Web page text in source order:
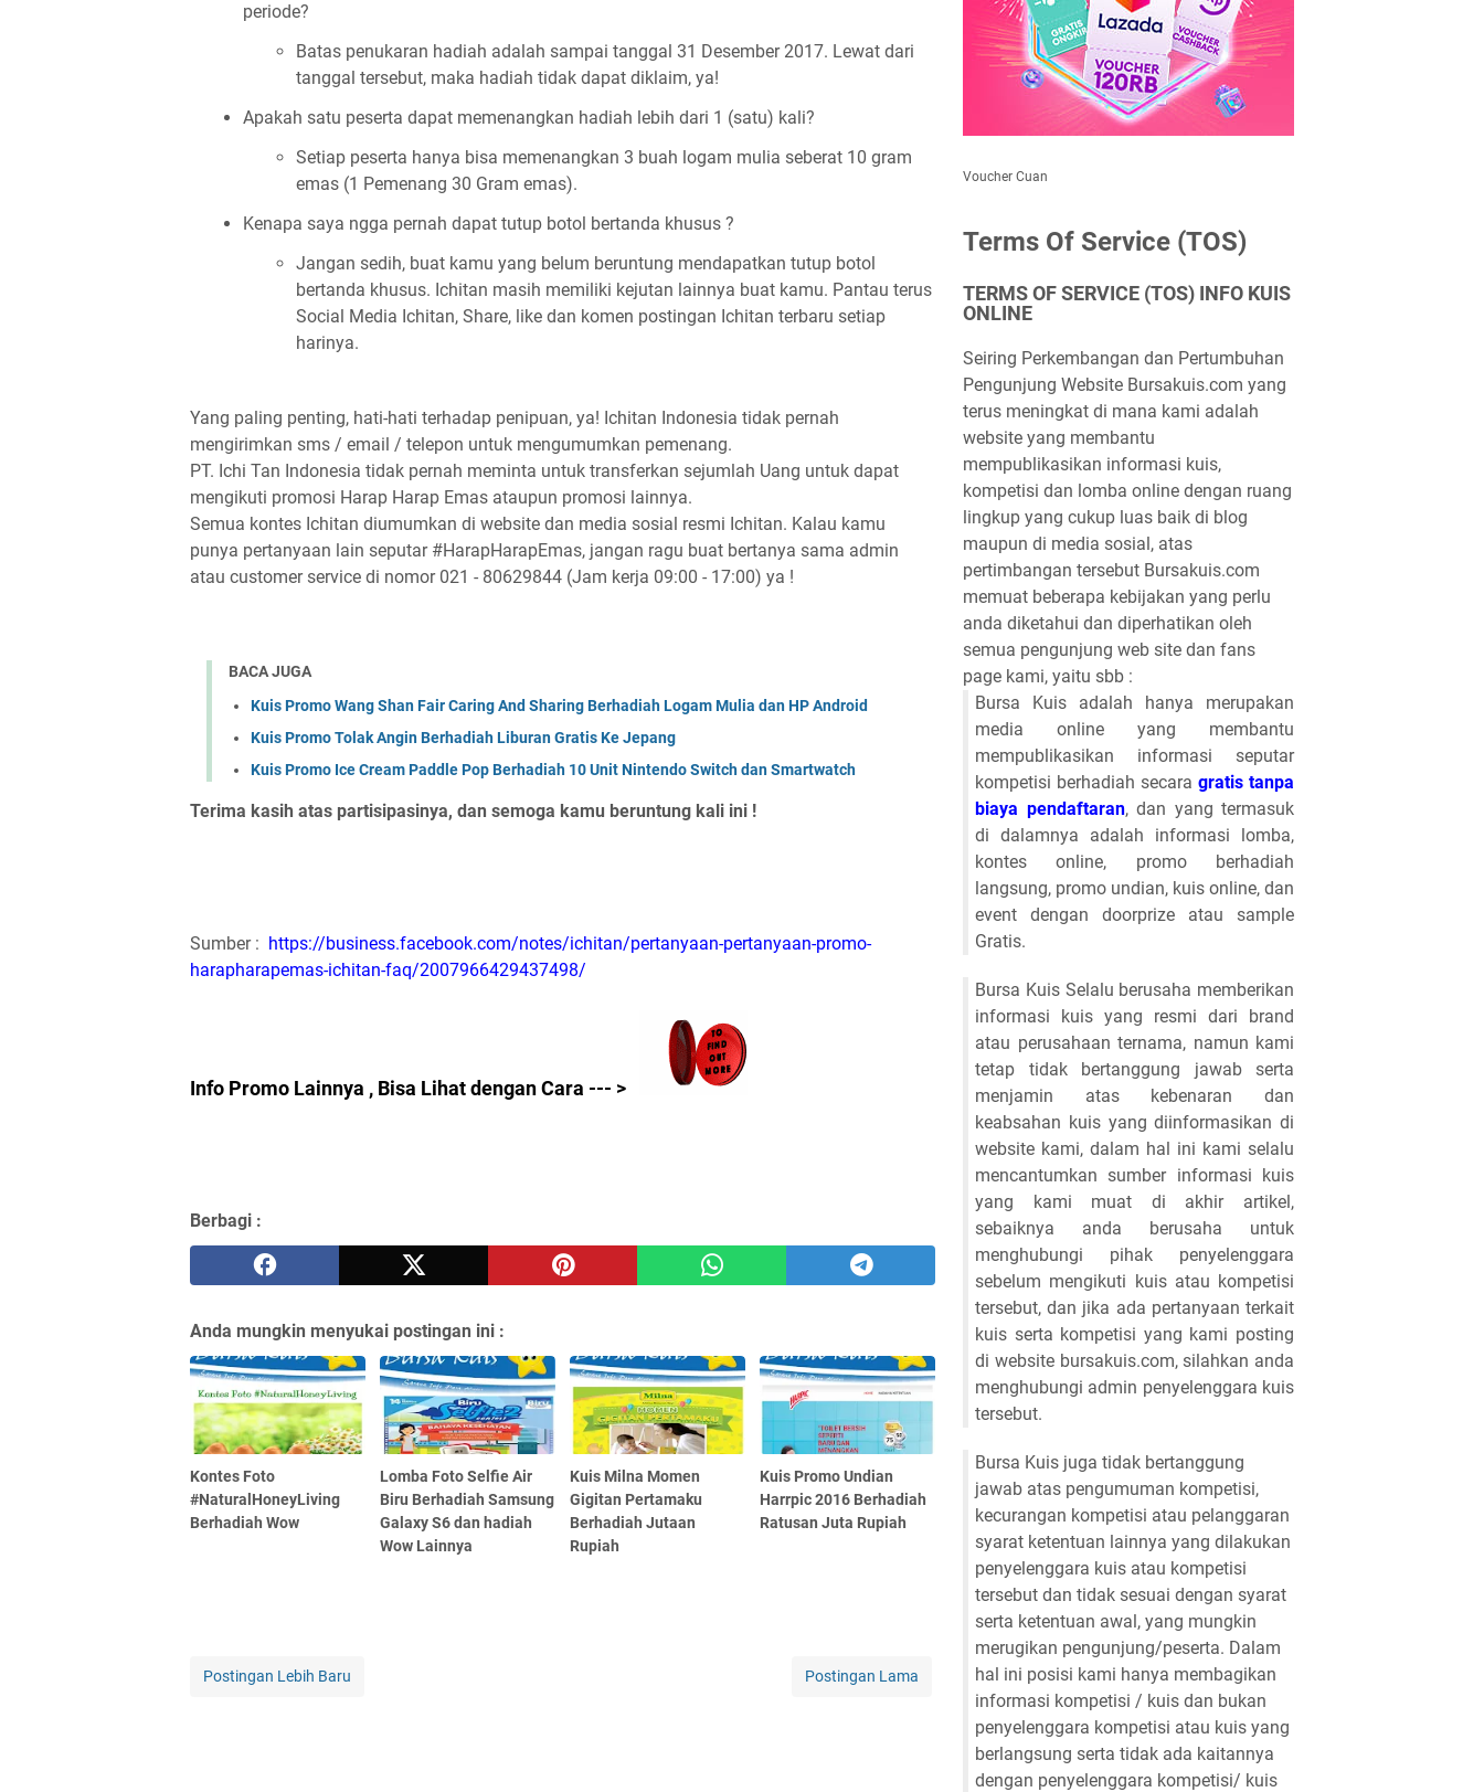
periode?
Batas penukaran hadiah adalah sampai tanggal 31 Desember 2017. Lewat dari
tanggal tersebut, maka hadiah tidak dapat diklaim, ya!
Apakah satu peserta dapat memenangkan hadiah lebih dari 1 (satu) kali?
Setiap peserta hanya bisa memenangkan 3 buah logam mulia seberat 10 gram
emas (1 Pemenang 30 Gram emas).
Kenapa saya ngga pernah dapat tutup botol bertanda khusus ?
Jangan sedih, buat kamu yang belum beruntung mendapatkan tutup botol
bertanda khusus. Ichitan masih memiliki kejutan lainnya buat kamu. Pantau terus
Social Media Ichitan, Share, like dan komen postingan Ichitan terbaru setiap
harinya.
Yang paling penting, hati-hati terhadap penipuan, ya! Ichitan Indonesia tidak pernah
mengirimkan sms / email / telepon untuk mengumumkan pemenang.
PT. Ichi Tan Indonesia tidak pernah meminta untuk transferkan sejumlah Uang untuk dapat
mengikuti promosi Harap Harap Emas ataupun promosi lainnya.
Semua kontes Ichitan diumumkan di website dan media sosial resmi Ichitan. Kalau kamu
punya pertanyaan lain seputar #HarapHarapEmas, jangan ragu buat bertanya sama admin
atau customer service di nomor 021 - 80629844 (Jam kerja 09:00 - 17:00) ya !
BACA JUGA
Kuis Promo Wang Shan Fair Caring And Sharing Berhadiah Logam Mulia dan HP Android
Kuis Promo Tolak Angin Berhadiah Liburan Gratis Ke Jepang
Kuis Promo Ice Cream Paddle Pop Berhadiah 10 Unit Nintendo Switch dan Smartwatch
Terima kasih atas partisipasinya, dan semoga kamu beruntung kali ini !
Sumber : https://business.facebook.com/notes/ichitan/pertanyaan-pertanyaan-promo-
harapharapemas-ichitan-faq/2007966429437498/
Info Promo Lainnya , Bisa Lihat dengan Cara --- >
Berbagi :
Anda mungkin menyukai postingan ini :
Kontes Foto
#NaturalHoneyLiving
Berhadiah Wow
Lomba Foto Selfie Air
Biru Berhadiah Samsung
Galaxy S6 dan hadiah
Wow Lainnya
Kuis Milna Momen
Gigitan Pertamaku
Berhadiah Jutaan
Rupiah
Kuis Promo Undian
Harrpic 2016 Berhadiah
Ratusan Juta Rupiah
Postingan Lebih Baru Postingan Lama
Voucher Cuan
Terms Of Service (TOS)
TERMS OF SERVICE (TOS) INFO KUIS
ONLINE
Seiring Perkembangan dan Pertumbuhan
Pengunjung Website Bursakuis.com yang
terus meningkat di mana kami adalah
website yang membantu
mempublikasikan informasi kuis,
kompetisi dan lomba online dengan ruang
lingkup yang cukup luas baik di blog
maupun di media sosial, atas
pertimbangan tersebut Bursakuis.com
memuat beberapa kebijakan yang perlu
anda diketahui dan diperhatikan oleh
semua pengunjung web site dan fans
page kami, yaitu sbb :
Bursa Kuis adalah hanya merupakan
media online yang membantu
mempublikasikan informasi seputar
kompetisi berhadiah secara gratis tanpa
biaya pendaftaran, dan yang termasuk
di dalamnya adalah informasi lomba,
kontes online, promo berhadiah
langsung, promo undian, kuis online, dan
event dengan doorprize atau sample
Gratis.
Bursa Kuis Selalu berusaha memberikan
informasi kuis yang resmi dari brand
atau perusahaan ternama, namun kami
tetap tidak bertanggung jawab serta
menjamin atas kebenaran dan
keabsahan kuis yang diinformasikan di
website kami, dalam hal ini kami selalu
mencantumkan sumber informasi kuis
yang kami muat di akhir artikel,
sebaiknya anda berusaha untuk
menghubungi pihak penyelenggara
sebelum mengikuti kuis atau kompetisi
tersebut, dan jika ada pertanyaan terkait
kuis serta kompetisi yang kami posting
di website bursakuis.com, silahkan anda
menghubungi admin penyelenggara kuis
tersebut.
Bursa Kuis juga tidak bertanggung
jawab atas pengumuman kompetisi,
kecurangan kompetisi atau pelanggaran
syarat ketentuan lainnya yang dilakukan
penyelenggara kuis atau kompetisi
tersebut dan tidak sesuai dengan syarat
serta ketentuan awal, yang mungkin
merugikan pengunjung/peserta. Dalam
hal ini posisi kami hanya membagikan
informasi kompetisi / kuis dan bukan
penyelenggara kompetisi atau kuis yang
berlangsung serta tidak ada kaitannya
dengan penyelenggara kompetisi/ kuis